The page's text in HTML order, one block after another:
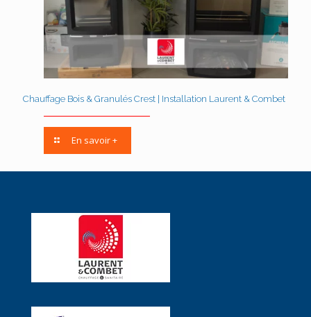
Chauffage Bois & Granulés Crest | Installation Laurent & Combet
En savoir +